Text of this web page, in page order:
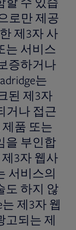
로만 제공
제3자 사
는 서비스
증하거나
는
된 제3자
거나 접근
품 또는
을 부인합
3자 웹사
서비스의
도 하지 않
제3자 웹
고되는 제